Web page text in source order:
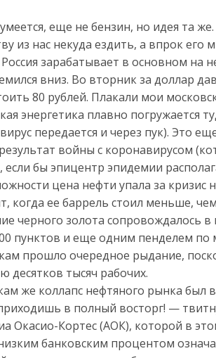
еще не бензин, но идея та
из нас некуда ездить, а впрок его
зарабатывает в основном на
вниз. Во вторник за доллар
80 рублей. Плакали мои
энергетика плавно погружается
передается и через пук). Это
войны с коронавирусом
если бы эпицентр эпидемии
цена нефти упала за кризис
когда ее баррель стоил меньше,
черного золота сопровождалось
пунктов и еще одним пенделем по
прошло очередное рыдание,
десятков тысяч рабочих.
же коллапс нефтяного рынка был
в полный восторг! —
Окасио-Кортес (АОК), которой в
банковским процентом